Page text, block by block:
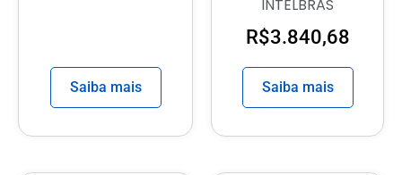
Saiba mais
INTELBRAS
R$3.840,68
Saiba mais